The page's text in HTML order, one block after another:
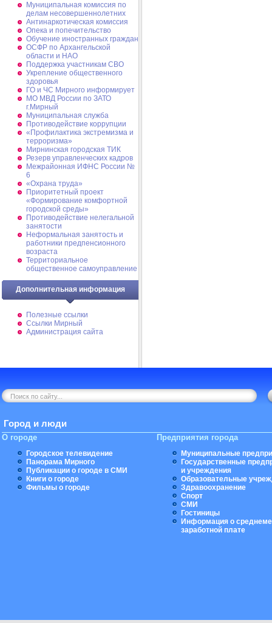
Муниципальная комиссия по
делам несовершеннолетних
Антинаркотическая комиссия
Опека и попечительство
Обучение иностранных граждан
ОСФР по Архангельской
области и НАО
Поддержка участникам СВО
Укрепление общественного
здоровья
ГО и ЧС Мирного информирует
МО МВД России по ЗАТО
г.Мирный
Муниципальная cлужба
Противодействие коррупции
«Профилактика экстремизма и
терроризма»
Мирнинская городская ТИК
Резерв управленческих кадров
Межрайонная ИФНС России №
6
«Охрана труда»
Приоритетный проект
«Формирование комфортной
городской среды»
Противодействие нелегальной
занятости
Неформальная занятость и
работники предпенсионного
возраста
Территориальное
общественное самоуправление
Дополнительная информация
Полезные ссылки
Ссылки Мирный
Администрация сайта
Город и люди
О городе
Городское телевидение
Панорама Мирного
Публикации о городе в СМИ
Книги о городе
Фильмы о городе
Предприятия города
Муниципальные
Государственные
и учреждения
Образовательные
Здравоохранение
Спорт
СМИ
Гостиницы
Информация о
заработной плате